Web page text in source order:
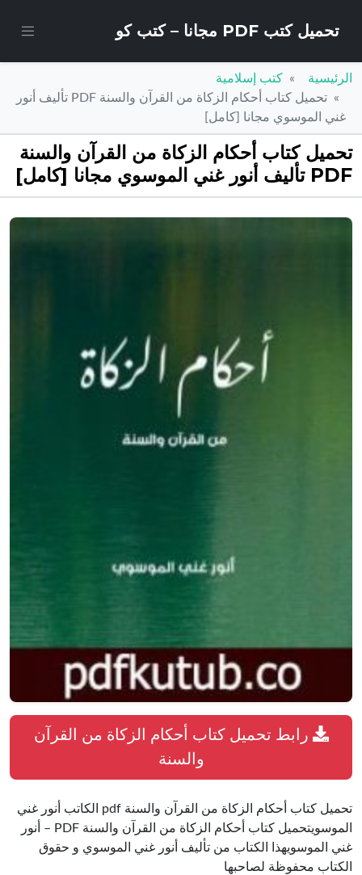
تحميل كتب PDF مجانا – كتب كو
الرئيسية
كتب إسلامية
تحميل كتاب أحكام الزكاة من القرآن والسنة PDF تأليف أنور
غني الموسوي مجانا [كامل]
تحميل كتاب أحكام الزكاة من القرآن والسنة
PDF تأليف أنور غني الموسوي مجانا [كامل]
رابط تحميل كتاب أحكام الزكاة من القرآن
والسنة
تحميل كتاب أحكام الزكاة من القرآن والسنة pdf الكاتب أنور غني
الموسويتحميل كتاب أحكام الزكاة من القرآن والسنة PDF – أنور
غني الموسويهذا الكتاب من تأليف أنور غني الموسوي و حقوق
الكتاب محفوظة لصاحبها